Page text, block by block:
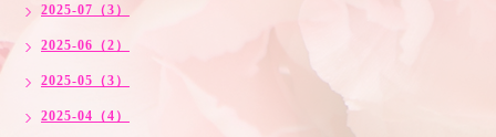
2025-07（3）
2025-06（2）
2025-05（3）
2025-04（4）